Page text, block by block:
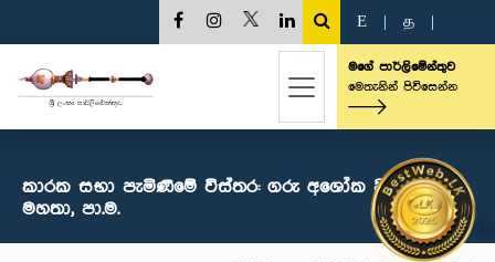
E த
මගේ පාර්ලිමේන්තුව
මෙතැනින් පිවිසෙන්න
කාරක සභා පැමිණීමේ විස්තර: ගරු අශෝක ප්‍රියන්ත
මහතා, පා.ම.